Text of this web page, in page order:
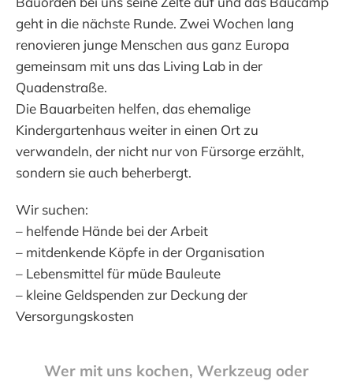
geht in die nächste Runde. Zwei Wochen lang
renovieren junge Menschen aus ganz Europa
gemeinsam mit uns das Living Lab in der
Quadenstraße.
Die Bauarbeiten helfen, das ehemalige
Kindergartenhaus weiter in einen Ort zu
verwandeln, der nicht nur von Fürsorge erzählt,
sondern sie auch beherbergt.
Wir suchen:
– helfende Hände bei der Arbeit
– mitdenkende Köpfe in der Organisation
– Lebensmittel für müde Bauleute
– kleine Geldspenden zur Deckung der
Versorgungskosten
Wer mit uns kochen, Werkzeug oder